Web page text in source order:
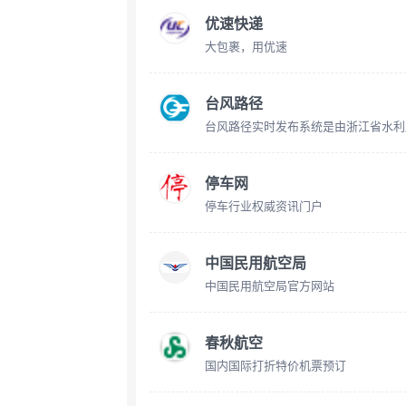
优速快递
大包裹，用优速
台风路径
停车网
停车行业权威资讯门户
中国民用航空局
中国民用航空局官方网站
春秋航空
国内国际打折特价机票预订